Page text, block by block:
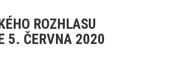
ROZHLASU
5. ČERVNA 2020